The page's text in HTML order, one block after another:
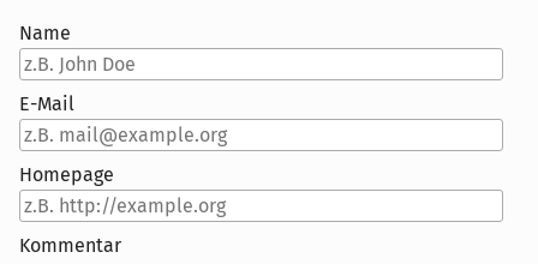
Name
E-Mail
Homepage
Kommentar